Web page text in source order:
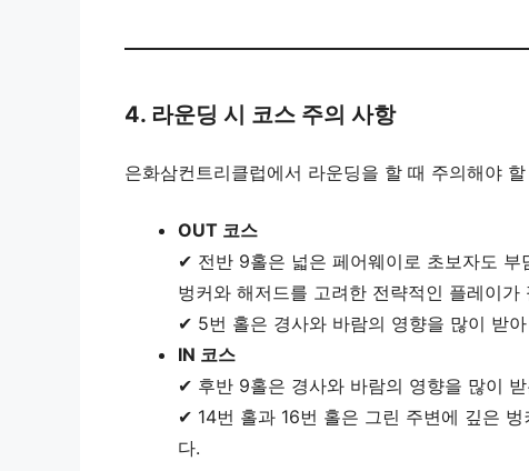
4. 라운딩 시 코스 주의 사항
은화삼컨트리클럽에서 라운딩을 할 때 주의해야
OUT 코스
✔ 전반 9홀은 넓은 페어웨이로 초보자도
벙커와 해저드를 고려한 전략적인 플레이가
✔ 5번 홀은 경사와 바람의 영향을 많이 받
IN 코스
✔ 후반 9홀은 경사와 바람의 영향을 많이
✔ 14번 홀과 16번 홀은 그린 주변에 깊은
다.